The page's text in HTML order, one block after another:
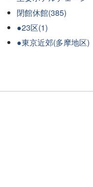
閉館休館(385)
●23区(1)
●東京近郊(多摩地区)